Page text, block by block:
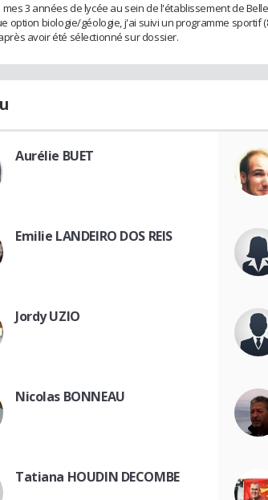
mes 3 années de lycée au sein de l'établissement de
option biologie/géologie, j'ai suivi un programme sportif
avoir été sélectionné sur dossier.
Aurélie BUET
Emilie LANDEIRO DOS REIS
Jordy UZIO
Nicolas BONNEAU
Tatiana HOUDIN DECOMBE